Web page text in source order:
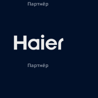
Партнёр
Партнёр